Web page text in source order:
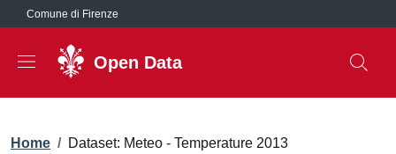
Salta al contenuto principale
Comune di Firenze
Open Data
Briciole di pane
Home / Dataset: Meteo - Temperature 2013